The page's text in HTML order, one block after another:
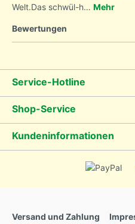
Welt.Das schwül-h… Mehr
Bewertungen
Service-Hotline
Shop-Service
Kundeninformationen
Versand und Zahlung